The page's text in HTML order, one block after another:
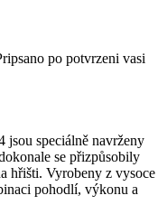
po potvrzeni vasi
speciálně navrženy
se přizpůsobily
hřišti. Vyrobeny z vysoce
pohodlí, výkonu a